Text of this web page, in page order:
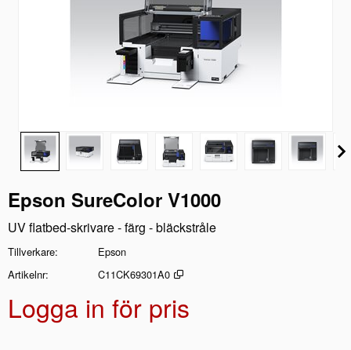
Epson SureColor V1000
UV flatbed-skrivare - färg - bläckstråle
Tillverkare
Epson
Artikelnr
C11CK69301A0
Logga in för pris